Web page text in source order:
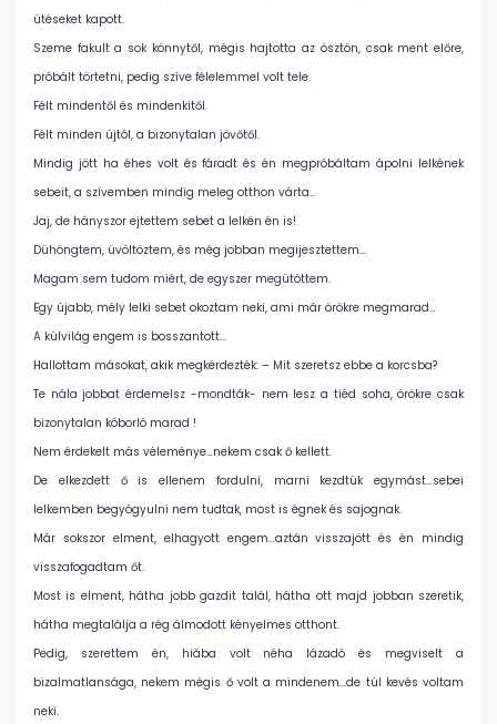
ütéseket kapott.
Szeme fakult a sok könnytől, mégis hajtotta az ösztön, csak ment előre,
próbált törtetni, pedig szíve félelemmel volt tele.
Félt mindentől és mindenkitől.
Félt minden újtól, a bizonytalan jövőtől.
Mindig jött ha éhes volt és fáradt és én megpróbáltam ápolni lelkének
sebeit, a szívemben mindig meleg otthon várta…
Jaj, de hányszor ejtettem sebet a lelkén én is!
Dühöngtem, üvöltöztem, és még jobban megijesztettem…
Magam sem tudom miért, de egyszer megütöttem.
Egy újabb, mély lelki sebet okoztam neki, ami már örökre megmarad…
A külvilág engem is bosszantott…
Hallottam másokat, akik megkérdezték: – Mit szeretsz ebbe a korcsba?
Te nála jobbat érdemelsz -mondták- nem lesz a tiéd soha, örökre csak
bizonytalan kóborló marad !
Nem érdekelt más véleménye…nekem csak ő kellett.
De elkezdett ő is ellenem fordulni, marni kezdtük egymást…sebei
lelkemben begyógyulni nem tudtak, most is égnek és sajognak.
Már sokszor elment, elhagyott engem…aztán visszajött és én mindig
visszafogadtam őt.
Most is elment, hátha jobb gazdit talál, hátha ott majd jobban szeretik,
hátha megtalálja a rég álmodott kényelmes otthont.
Pedig, szerettem én, hiába volt néha lázadó és megviselt a
bizalmatlansága, nekem mégis ő volt a mindenem…de túl kevés voltam
neki.